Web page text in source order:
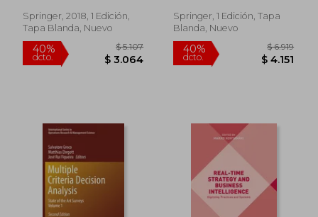
Litigation or Dispute
(Springer Series in
and Financial
Engineering) (en
Springer, 2018, 1 Edición,
Tapa Blanda, Nuevo
40%
dcto.
Demijohn, Russell
Springer, 1 Edición, Tapa
Blanda, Nuevo
40%
dcto.